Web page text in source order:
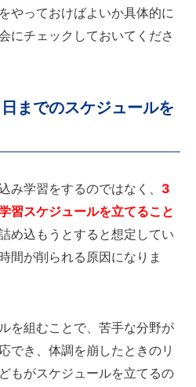
やっておけばよいか具体的に
にチェックしておいてくださ
までのスケジュールを
み学習をするのではなく、 3
習スケジュールを立てること
め込もうとすると想定してい
間が削られる原因になりま
を組むことで、苦手な分野が
でき、体調を崩したときのリ
もがスケジュールを立てるの